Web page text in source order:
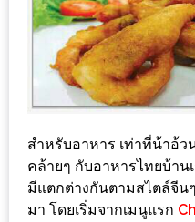
งบ
ไม่
บาน
ปลาย
อิ่ม
ชิ
ลล์
ไม่
เกิน
สำหรับอาหาร เท่าที่น้าอ้
คล้ายๆ กับอาหารไทยบ้าน
มีแตกต่างกันตามสไตล์จีน
มา โดยเริ่มจากเมนูแรก